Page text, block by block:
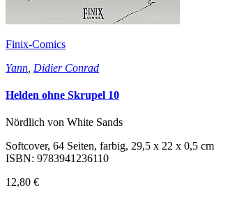
Finix-Comics
Yann Didier Conrad
Helden ohne Skrupel 10
Nördlich von White Sands
Softcover, 64 Seiten, farbig, 29,5 x 22 x 0,5 cm
ISBN: 9783941236110
12,80 €